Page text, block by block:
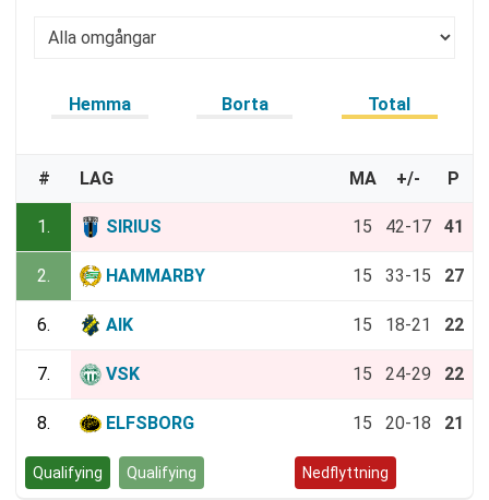
Hemma Borta Total
# LAG MA +/- P
1. SIRIUS 15 42-17 41
2. HAMMARBY 15 33-15 27
6. AIK 15 18-21 22
7. VSK 15 24-29 22
8. ELFSBORG 15 20-18 21
Qualifying Qualifying Nedflyttning